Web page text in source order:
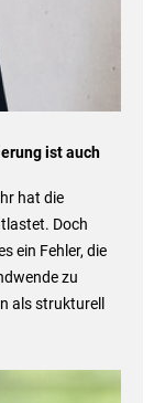
ist auch
hat die
Doch
ein Fehler, die
zu
als strukturell